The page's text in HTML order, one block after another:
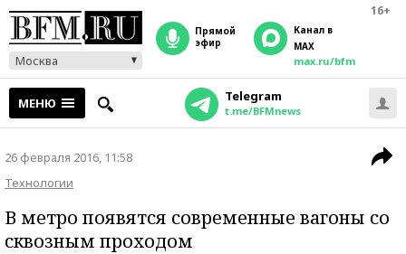
16+
Москва
прямой
эфир
Канал в
MAX
max.ru/bfm
МЕНЮ Telegram
t.me/BFMnews
26 февраля 2016, 11:58
Технологии
В метро появятся современные вагоны со
сквозным проходом